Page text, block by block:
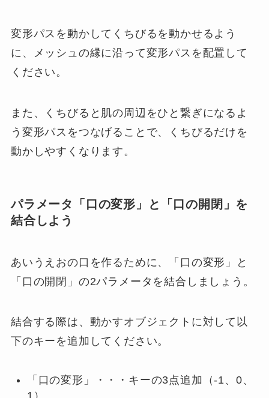
変形パスを動かしてくちびるを動かせるよう
に、メッシュの縁に沿って変形パスを配置して
ください。
また、くちびると肌の周辺をひと繋ぎになるよ
う変形パスをつなげることで、くちびるだけを
動かしやすくなります。
パラメータ「口の変形」と「口の開閉」を
結合しよう
あいうえおの口を作るために、「口の変形」と
「口の開閉」の2パラメータを結合しましょう。
結合する際は、動かすオブジェクトに対して以
下のキーを追加してください。
「口の変形」・・・キーの3点追加（-1、0、